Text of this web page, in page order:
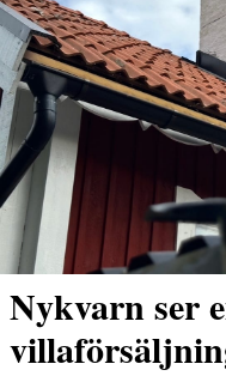
Nykvarn ser